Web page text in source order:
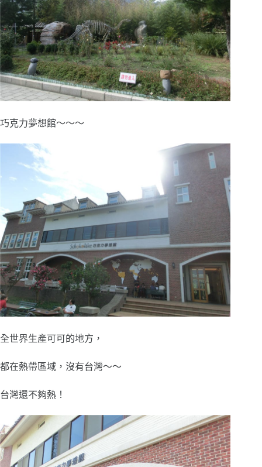
巧克力夢想館～～～
全世界生產可可的地方，
都在熱帶區域，沒有台灣～～
台灣還不夠熱！